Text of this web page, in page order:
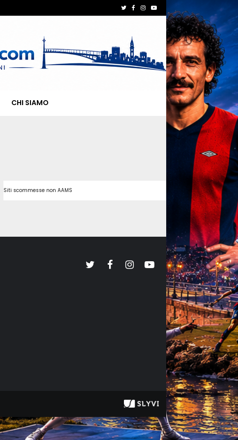
CHI SIAMO
Siti scommesse non AAMS